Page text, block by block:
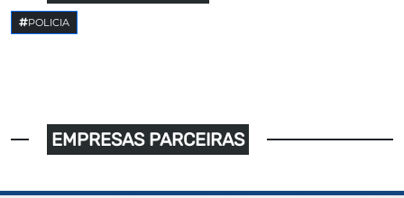
POLICIA
EMPRESAS PARCEIRAS